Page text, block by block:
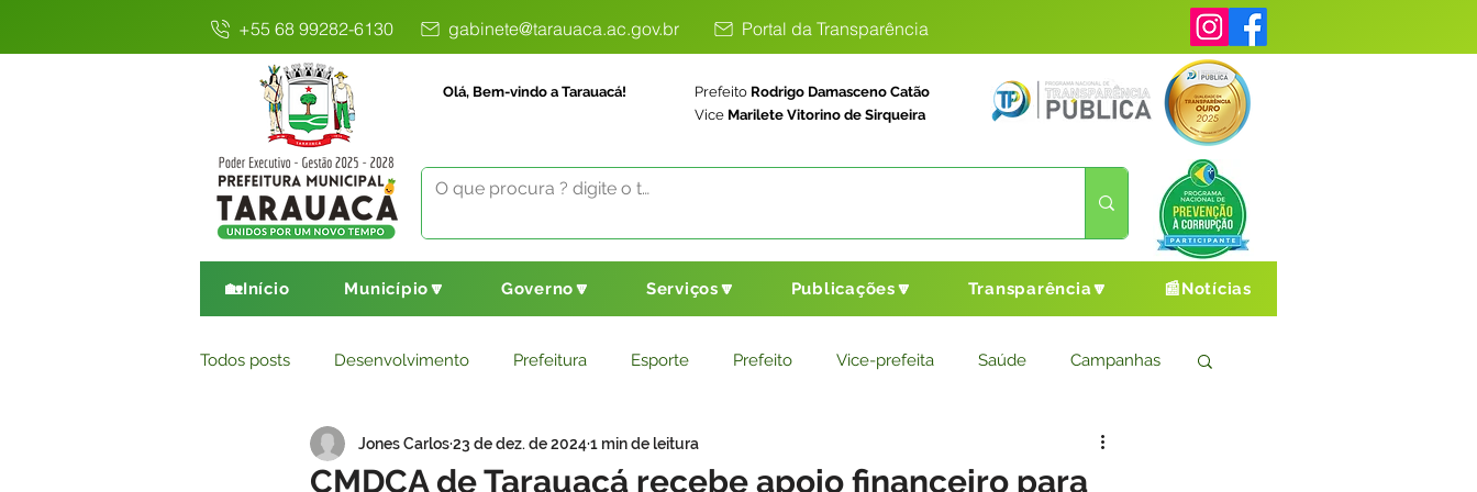
+55 68 99282-6130 gabinete@tarauaca.ac.gov.br Portal da Transparência
Olá, Bem-vindo a Tarauacá! Prefeito Rodrigo Damasceno Catão
Vice Marilete Vitorino de Sirqueira
🏡Início Município🔽 Governo🔽 Serviços🔽 Publicações🔽 Transparência🔽 📰Notícias
Todos posts Desenvolvimento Prefeitura Esporte Prefeito Vice-prefeita Saúde Campanhas
Comunicado Educação Saneamento Básico Cultura e Esporte
CMDCA de Tarauacá recebe apoio financeiro para
Jones Carlos23 de dez. de 20241 min de leitura